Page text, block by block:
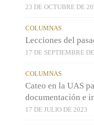
23 DE OCTUBRE DE
COLUMNAS
Lecciones del
17 DE SEPTIEMBRE
COLUMNAS
Cateo en la UAS
documentación e
17 DE JULIO DE 2023